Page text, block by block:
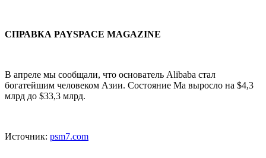
СПРАВКА PAYSPACE MAGAZINE
В апреле мы сообщали, что основатель Alibaba стал
богатейшим человеком Азии. Состояние Ма выросло на $4,3
млрд до $33,3 млрд.
Источник: psm7.com